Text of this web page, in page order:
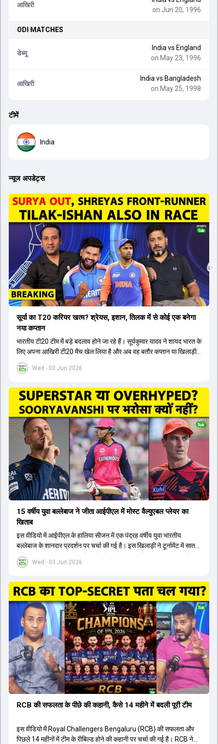
आखिरी
on Jun 20, 1996
ODI MATCHES
डेब्यू
India vs England
on May 23, 1996
आखिरी
India vs Bangladesh
on May 25, 1998
टीमें
India
न्यूज अपडेट्स
Wed - 03 Jun 2026
सूर्या का T20 करियर खत्म? श्रेयस, इशान, तिलक में से कोई एक बनेगा
नया कप्तान
भारतीय टी20 टीम में बड़े बदलाव होने जा रहे हैं। सूर्यकुमार यादव ने शायद भारत के
लिए अपना आखिरी टी20 मैच खेल लिया है और अब वह बतौर कप्तान या खिलाड़ी
टीम का हिस्सा नहीं होंगे। आयरलैंड और इंग्लैंड के खिलाफ आगामी टी20 सीरीज के
लिए नए कप्तान की तलाश जारी है। इस रेस में श्रेयस अय्यर सबसे आगे चल रहे
पटेल इस रेस में काफी पीछे हैं, जबकि संजू सैमसन और रजत पाटीदार कप्तानी की
दौड़ से बाहर हैं। आगामी सीरीज के लिए वैभव सूर्यवंशी को तीसरे ओपनर के तौर पर
टीम में शामिल किया जाएगा, जबकि अभिषेक शर्मा और संजू सैमसन पहली पसंद
होंगे। इसके अलावा नीतीश रेड्डी को बतौर ऑलराउंडर ज्यादा मौके मिलेंगे। अजीत
अगरकर की अगुवाई वाली चयन समिति और कोच गौतम गंभीर आगामी टी20 वर्ल्ड
कप और 2028 ओलंपिक के लिए लंबी अवधि का विजन लेकर चल रहे हैं।
Wed - 03 Jun 2026
15 वर्षीय युवा बल्लेबाज ने जीता आईपीएल में मोस्ट वैल्युएबल प्लेयर का
खिताब
इस वीडियो में आईपीएल के हालिया सीजन में एक पंद्रह वर्षीय युवा भारतीय
बल्लेबाज के शानदार प्रदर्शन पर चर्चा की गई है। इस खिलाड़ी ने टूर्नामेंट में सात
सौ छिहत्तर रन बनाकर ऑरेंज कैप और मोस्ट वैल्युएबल प्लेयर का खिताब अपने नाम
किया है। वीडियो में बताया गया है कि ऑस्ट्रेलियाई टीम के वर्तमान कप्तान और
ऑस्ट्रेलियाई कप्तान के अनुसार, शुरुआत में लोगों को इस खिलाड़ी के प्रदर्शन पर
संदेह था, लेकिन अब उसने खुद को एक बेहतरीन बल्लेबाज साबित कर दिया है जो
गेंद को बाउंड्री के काफी पार मारने की क्षमता रखता है। वहीं, इंग्लैंड के पूर्व कप्तान
ने कहा कि टूर्नामेंट जीतने वाली टीम के अलावा इस सीजन की सबसे बड़ी बात इस
युवा खिलाड़ी का प्रदर्शन रहा है, जिसे देखने के लिए स्टेडियम में भारी भीड़ उमड़ती
थी। शानदार प्रदर्शन के बाद इस युवा खिलाड़ी को श्रीलंका में होने वाली
त्रिकोणीय सीरीज के लिए इंडिया ए टीम में भी शामिल कर लिया गया है।
RCB की सफलता के पीछे की कहानी, कैसे 14 महीने में बदली पूरी टीम
इस वीडियो में Royal Challengers Bengaluru (RCB) की सफलता और
पिछले 14 महीनों में टीम के रीबिल्ड होने की कहानी पर चर्चा की गई है। RCB ने